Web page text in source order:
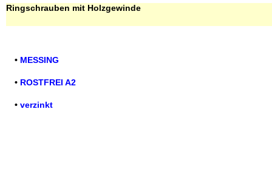
Ringschrauben mit Holzgewinde
• MESSING
• ROSTFREI A2
• verzinkt